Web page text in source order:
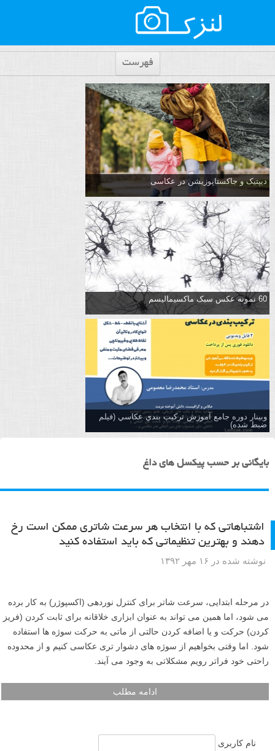
فهرست
دیپتیک و جاکستا‌پوزیشن در عکاسی
60 نمونه عکس سبک ماکسیمالیسم
وبینار دوره جامع آموزش تركيب بندي عكاسي (فیلم
ضبط شده)
بایگانی بر حسب پیکسل های داغ
اشتباهاتی که با انتخاب هر سرعت شاتری ممکن است رخ
دهند و بهترین تنظیماتی که باید استفاده کنید
نوشته شده در ۱۶ مهر ۱۳۹۲
در مرحله ابتدایی، سرعت شاتر برای کنترل نوردهی (اکسپوژر) به کار برده
می شود، اما همین می تواند به عنوان ابزاری خلاقانه برای ثابت کردن (فریز
کردن) حرکت و یا اضافه کردن حالتی از ماتی به حرکت سوژه ها استفاده
شود. اما وقتی بخواهیم از سوژه های دشوار تری عکاسی کنیم و از محدوده
راحتی خود فراتر رویم مشکلاتی به وجود می آیند.
ادامه مطلب
نام کاربری